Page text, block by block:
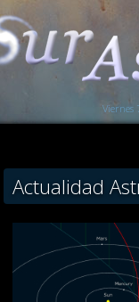
Viernes
Actualidad